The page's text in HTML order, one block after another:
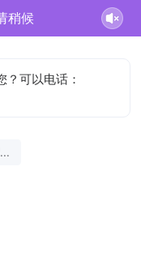
稍候
可以电话：